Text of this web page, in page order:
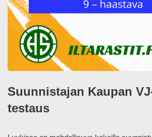
Suunnistajan Kaupan
testaus